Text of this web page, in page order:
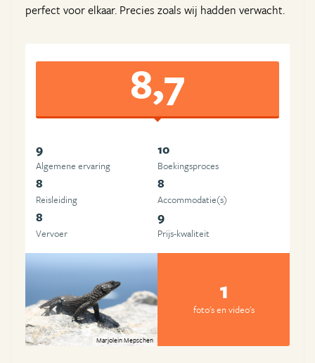
perfect voor elkaar. Precies zoals wij hadden verwacht.
8,7
9
Algemene ervaring
10
Boekingsproces
8
Reisleiding
8
Accommodatie(s)
8
Vervoer
9
Prijs-kwaliteit
Marjolein Mepschen
1
foto's en video's